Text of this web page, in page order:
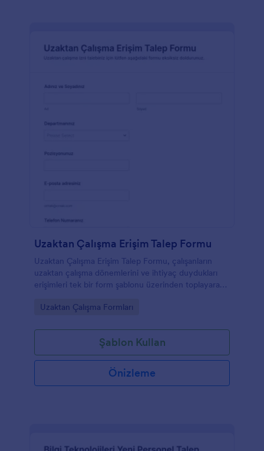
Uzaktan Çalışma Erişim Talep Formu
Uzaktan Çalışma Erişim Talep Formu, çalışanların
uzaktan çalışma dönemlerini ve ihtiyaç duydukları
erişimleri tek bir form şablonu üzerinden toplayarak
sürecini kolaylaştırır.
Go to Category:
Uzaktan Çalışma Formları
Şablon Kullan
Önizleme